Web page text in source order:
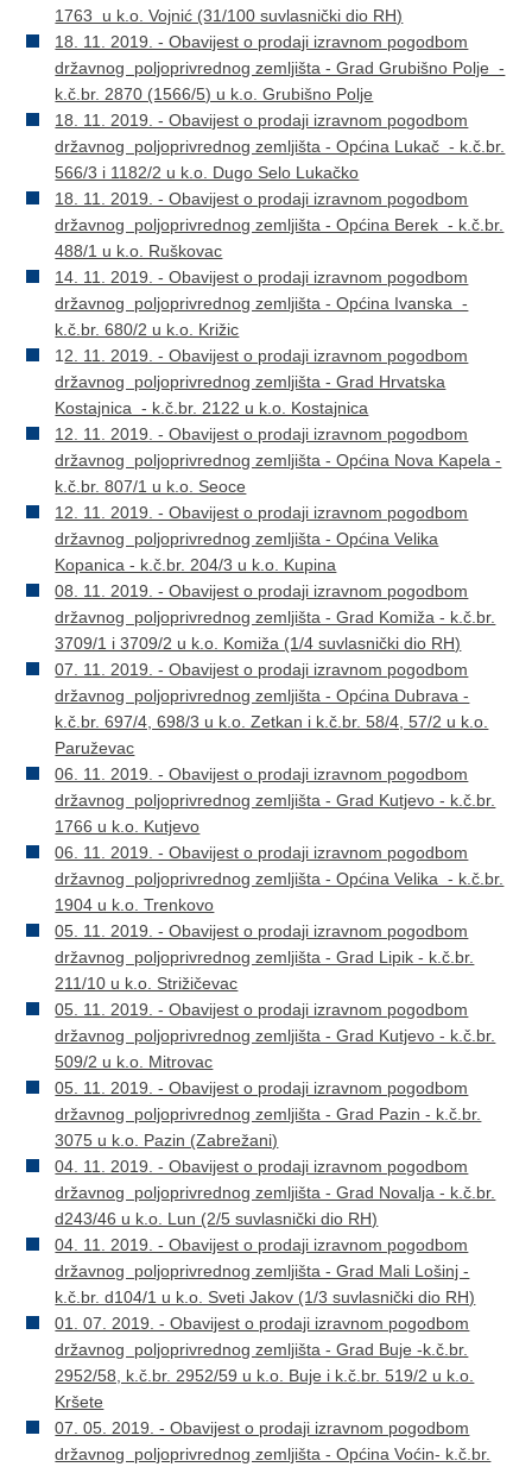
1763 u k.o. Vojnić (31/100 suvlasnički dio RH)
18. 11. 2019. - Obavijest o prodaji izravnom pogodbom
državnog poljoprivrednog zemljišta - Grad Grubišno Polje -
k.č.br. 2870 (1566/5) u k.o. Grubišno Polje
18. 11. 2019. - Obavijest o prodaji izravnom pogodbom
državnog poljoprivrednog zemljišta - Općina Lukač - k.č.br.
566/3 i 1182/2 u k.o. Dugo Selo Lukačko
18. 11. 2019. - Obavijest o prodaji izravnom pogodbom
državnog poljoprivrednog zemljišta - Općina Berek - k.č.br.
488/1 u k.o. Ruškovac
14. 11. 2019. - Obavijest o prodaji izravnom pogodbom
državnog poljoprivrednog zemljišta - Općina Ivanska -
k.č.br. 680/2 u k.o. Križic
1 2. 11. 2019. - Obavijest o prodaji izravnom pogodbom
državnog poljoprivrednog zemljišta - Grad Hrvatska
Kostajnica - k.č.br. 2122 u k.o. Kostajnica
12. 11. 2019. - Obavijest o prodaji izravnom pogodbom
državnog poljoprivrednog zemljišta - Općina Nova Kapela -
k.č.br. 807/1 u k.o. Seoce
12. 11. 2019. - Obavijest o prodaji izravnom pogodbom
državnog poljoprivrednog zemljišta - Općina Velika
Kopanica - k.č.br. 204/3 u k.o. Kupina
08. 11. 2019. - Obavijest o prodaji izravnom pogodbom
državnog poljoprivrednog zemljišta - Grad Komiža - k.č.br.
3709/1 i 3709/2 u k.o. Komiža (1/4 suvlasnički dio RH)
07. 11. 2019. - Obavijest o prodaji izravnom pogodbom
državnog poljoprivrednog zemljišta - Općina Dubrava -
k.č.br. 697/4, 698/3 u k.o. Zetkan i k.č.br. 58/4, 57/2 u k.o.
Paruževac
06. 11. 2019. - Obavijest o prodaji izravnom pogodbom
državnog poljoprivrednog zemljišta - Grad Kutjevo - k.č.br.
1766 u k.o. Kutjevo
06. 11. 2019. - Obavijest o prodaji izravnom pogodbom
državnog poljoprivrednog zemljišta - Općina Velika - k.č.br.
1904 u k.o. Trenkovo
05. 11. 2019. - Obavijest o prodaji izravnom pogodbom
državnog poljoprivrednog zemljišta - Grad Lipik - k.č.br.
211/10 u k.o. Strižičevac
05. 11. 2019. - Obavijest o prodaji izravnom pogodbom
državnog poljoprivrednog zemljišta - Grad Kutjevo - k.č.br.
509/2 u k.o. Mitrovac
05. 11. 2019. - Obavijest o prodaji izravnom pogodbom
državnog poljoprivrednog zemljišta - Grad Pazin - k.č.br.
3075 u k.o. Pazin (Zabrežani)
04. 11. 2019. - Obavijest o prodaji izravnom pogodbom
državnog poljoprivrednog zemljišta - Grad Novalja - k.č.br.
d243/46 u k.o. Lun (2/5 suvlasnički dio RH)
04. 11. 2019. - Obavijest o prodaji izravnom pogodbom
državnog poljoprivrednog zemljišta - Grad Mali Lošinj -
k.č.br. d104/1 u k.o. Sveti Jakov (1/3 suvlasnički dio RH)
01. 07. 2019. - Obavijest o prodaji izravnom pogodbom
državnog poljoprivrednog zemljišta - Grad Buje -k.č.br.
2952/58, k.č.br. 2952/59 u k.o. Buje i k.č.br. 519/2 u k.o.
Kršete
07. 05. 2019. - Obavijest o prodaji izravnom pogodbom
državnog poljoprivrednog zemljišta - Općina Voćin- k.č.br.